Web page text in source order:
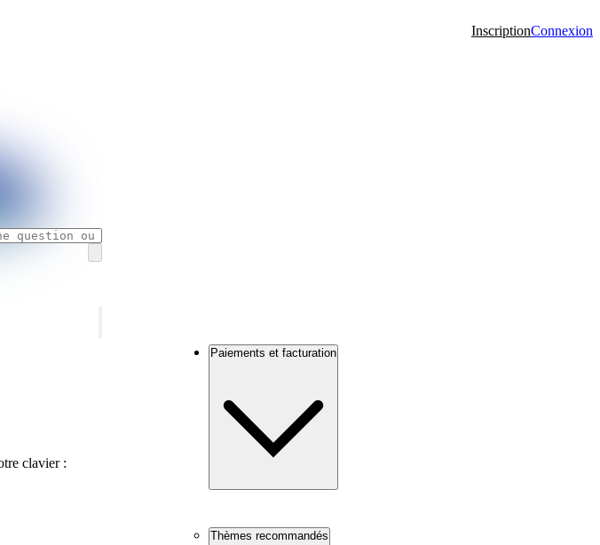
InscriptionConnexion
clavier :
Paiements et facturation
Thèmes recommandés